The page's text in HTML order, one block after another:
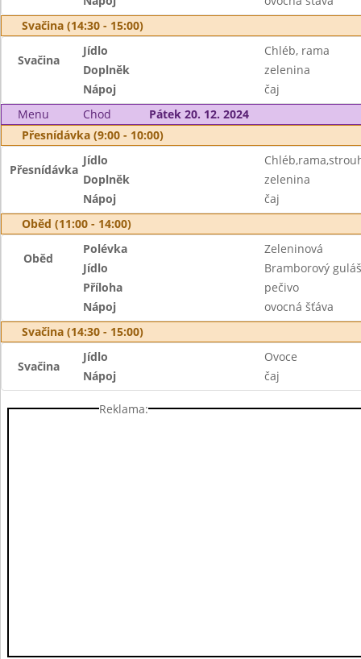
Svačina (14:30 - 15:00)
Svačina
Jídlo
Chléb, rama
Doplněk
zelenina
Nápoj
čaj
Menu
Chod
Pátek 20. 12. 2024
Přesnídávka (9:00 - 10:00)
Přesnídávka
Jídlo
Doplněk
zelenina
Nápoj
čaj
Oběd (11:00 - 14:00)
Oběd
Polévka
Zeleninová
Jídlo
Bramborový
Příloha
pečivo
Nápoj
ovocná šťáva
Svačina (14:30 - 15:00)
Svačina
Jídlo
Ovoce
Nápoj
čaj
Reklama: